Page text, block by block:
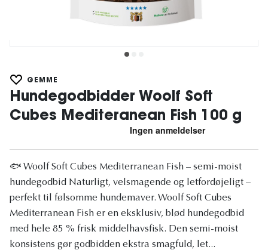
GEMME
Hundegodbidder Woolf Soft
Cubes Mediteranean Fish 100 g
🐟 Woolf Soft Cubes Mediterranean Fish – semi-moist
hundegodbid Naturligt, velsmagende og letfordøjeligt –
perfekt til følsomme hundemaver. Woolf Soft Cubes
Mediterranean Fish er en eksklusiv, blød hundegodbid
med hele 85 % frisk middelhavsfisk. Den semi-moist
konsistens gør godbidden ekstra smagfuld, let...